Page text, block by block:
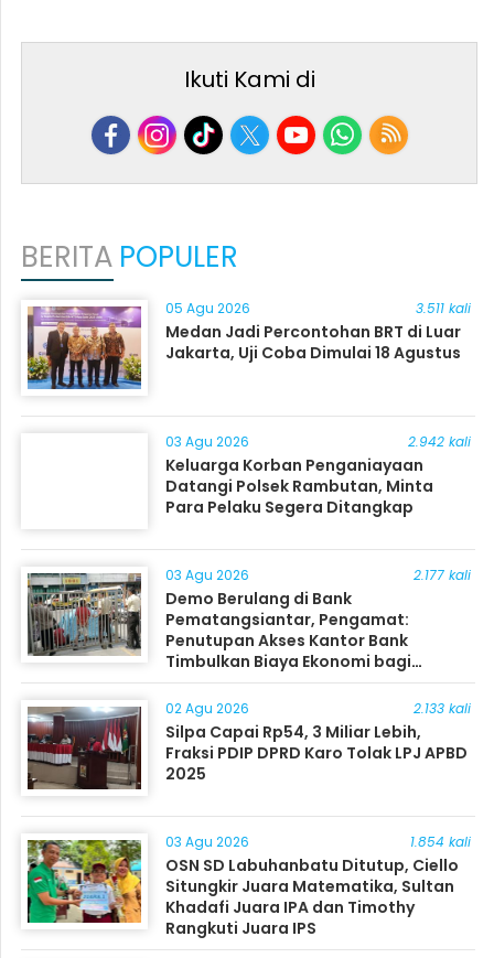
Ikuti Kami di
BERITA POPULER
05 Agu 2026 3.511 kali
Medan Jadi Percontohan BRT di Luar
Jakarta, Uji Coba Dimulai 18 Agustus
03 Agu 2026 2.942 kali
Keluarga Korban Penganiayaan
Datangi Polsek Rambutan, Minta
Para Pelaku Segera Ditangkap
03 Agu 2026 2.177 kali
Demo Berulang di Bank
Pematangsiantar, Pengamat:
Penutupan Akses Kantor Bank
Timbulkan Biaya Ekonomi bagi
Masyarakat
02 Agu 2026 2.133 kali
Silpa Capai Rp54, 3 Miliar Lebih,
Fraksi PDIP DPRD Karo Tolak LPJ APBD
2025
03 Agu 2026 1.854 kali
OSN SD Labuhanbatu Ditutup, Ciello
Situngkir Juara Matematika, Sultan
Khadafi Juara IPA dan Timothy
Rangkuti Juara IPS